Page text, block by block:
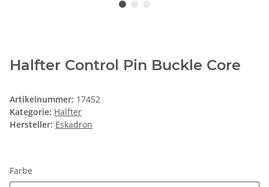
Halfter Control Pin Buckle Core
Artikelnummer: 17452
Kategorie: Halfter
Hersteller: Eskadron
Farbe